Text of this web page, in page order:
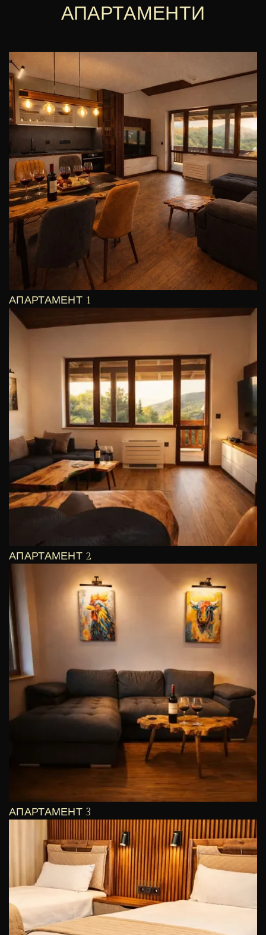
АПАРТАМЕНТИ
АПАРТАМЕНТ 1
€
ВИЖ ОЩЕ
АПАРТАМЕНТ 2
/ Вечер
ВИЖ ОЩЕ
АПАРТАМЕНТ 3
/ Вечер
ВИЖ ОЩЕ